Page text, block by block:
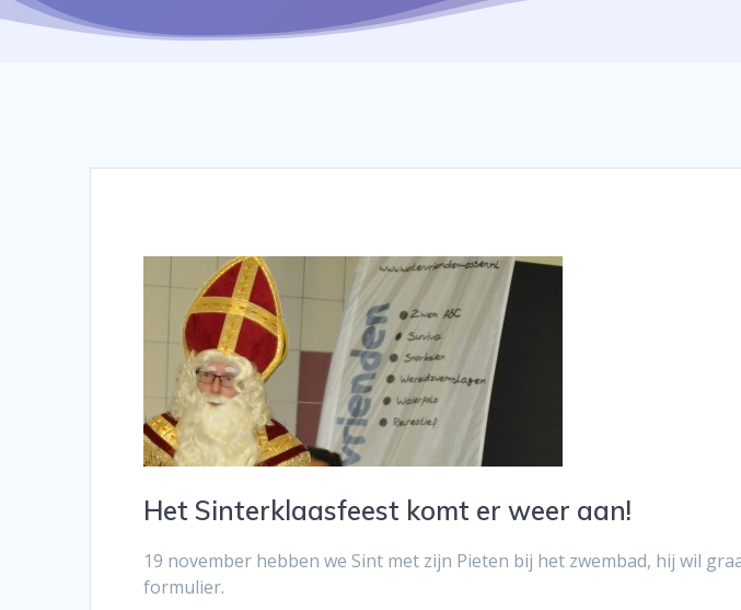
Het Sinterklaasfeest komt er weer aan!
19 november hebben we Sint met zijn Pieten bij het zwembad, hij wil
formulier.